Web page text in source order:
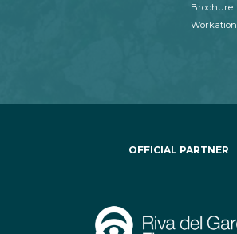
Brochure
Workation
OFFICIAL PARTNER